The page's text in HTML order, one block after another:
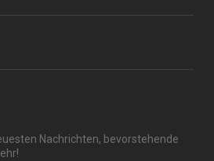
Nachrichten, bevorstehende